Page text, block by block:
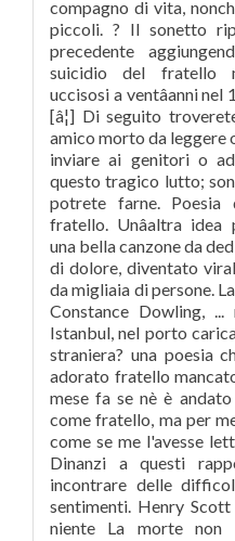
compagno di vita,
piccoli. ? Il sonetto
precedente
suicidio del fratello
uccisosi a ventâanni
[â¦] Di seguito
amico morto da leggere
inviare ai genitori o
questo tragico lutto;
potrete farne.
fratello. Unâaltra
una bella canzone da
di dolore, diventato
da migliaia di persone.
Constance Dowling,
Istanbul, nel porto
straniera? una poesia
adorato fratello
mese fa se nè è
come fratello, ma per
come se me l'avesse
Dinanzi a questi
incontrare delle
sentimenti. Henry Scott
niente La morte